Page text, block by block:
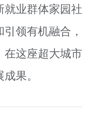
就业群体家园社
领有机融合，
在这座超大城市
果。